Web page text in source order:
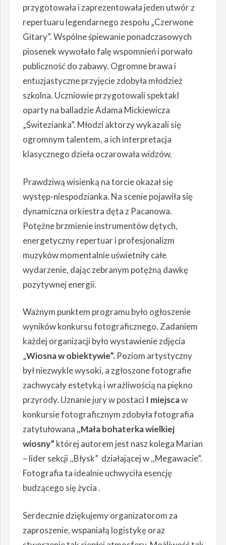
przygotowała i zaprezentowała jeden utwór z
repertuaru legendarnego zespołu „Czerwone
Gitary”. Wspólne śpiewanie ponadczasowych
piosenek wywołało falę wspomnień i porwało
publiczność do zabawy. Ogromne brawa i
entuzjastyczne przyjęcie zdobyła młodzież
szkolna. Uczniowie przygotowali spektakl
oparty na balladzie Adama Mickiewicza
„Świtezianka”. Młodzi aktorzy wykazali się
ogromnym talentem, a ich interpretacja
klasycznego dzieła oczarowała widzów.
Prawdziwą wisienką na torcie okazał się
występ-niespodzianka. Na scenie pojawiła się
dynamiczna orkiestra dęta z Pacanowa.
Potężne brzmienie instrumentów dętych,
energetyczny repertuar i profesjonalizm
muzyków momentalnie uświetniły całe
wydarzenie, dając zebranym potężną dawkę
pozytywnej energii.
Ważnym punktem programu było ogłoszenie
wyników konkursu fotograficznego. Zadaniem
każdej organizacji było wystawienie zdjęcia
„Wiosna w obiektywie”.Poziom artystyczny
był niezwykle wysoki, a zgłoszone fotografie
zachwycały estetyką i wrażliwością na piękno
przyrody. Uznanie jury w postaci I miejscaw
konkursie fotograficznym zdobyła fotografia
zatytułowana,,Mała bohaterka wielkiej
wiosny” której autorem jest nasz kolega Marian
– lider sekcji ,,Błysk” działającej w ,,Megawacie”.
Fotografia ta idealnie uchwyciła esencję
budzącego się życia .
Serdecznie dziękujemy organizatorom za
zaproszenie, wspaniałą logistykę oraz